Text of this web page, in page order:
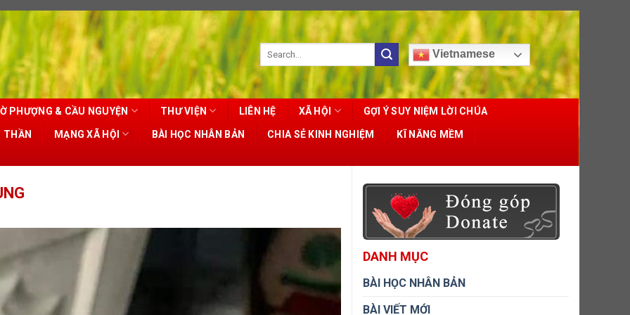
Vietnamese
PHƯỢNG & CẦU NGUYỆN THƯ VIỆN LIÊN HỆ XÃ HỘI GỢI Ý SUY NIỆM LỜI CHÚA
THẦN MẠNG XÃ HỘI BÀI HỌC NHÂN BẢN CHIA SẺ KINH NGHIỆM
KĨ NĂNG MỀM
DANH MỤC
BÀI HỌC NHÂN BẢN
BÀI VIẾT MỚI